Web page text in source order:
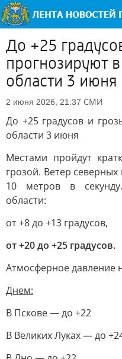
До +25
прогнозируют
области 3 июня
2 июня 2026, 21:37 СМИ
До +25 градусов и
области 3 июня
Местами пройдут
грозой. Ветер
10 метров в
области:
от +8 до +13 градусов,
от +20 до +25 градусов.
Атмосферное давление
Днем:
В Пскове — до +22
В Великих Луках — до